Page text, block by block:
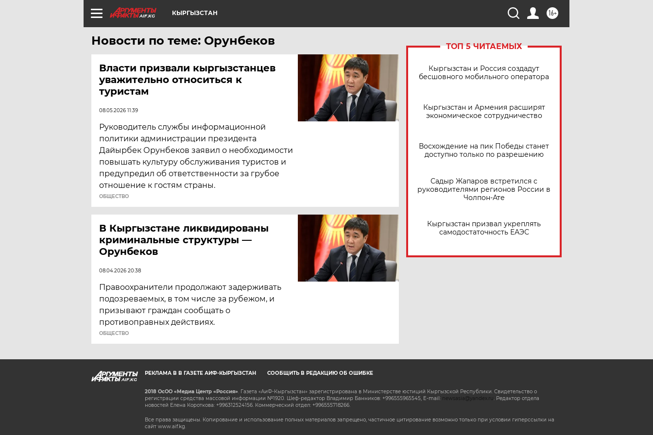
AIF.KG 16+
КЫРГЫЗСТАН
Новости по теме: Орунбеков
Власти призвали кыргызстанцев
уважительно относиться к
туристам
08.05.2026 11:39
Руководитель службы информационной
политики администрации президента
Дайырбек Орунбеков заявил о необходимости
повышать культуру обслуживания туристов и
предупредил об ответственности за грубое
отношение к гостям страны.
ОБЩЕСТВО
В Кыргызстане ликвидированы
криминальные структуры —
Орунбеков
08.04.2026 20:38
Правоохранители продолжают задерживать
подозреваемых, в том числе за рубежом, и
призывают граждан сообщать о
противоправных действиях.
ОБЩЕСТВО
ТОП 5 ЧИТАЕМЫХ
Кыргызстан и Россия создадут
бесшовного мобильного оператора
Кыргызстан и Армения расширят
экономическое сотрудничество
Восхождение на пик Победы станет
доступно только по разрешению
Садыр Жапаров встретился с
руководителями регионов России в
Чолпон-Ате
Кыргызстан призвал укреплять
самодостаточность ЕАЭС
AIF.KG
РЕКЛАМА В В ГАЗЕТЕ АИФ-КЫРГЫЗСТАН СООБЩИТЬ В РЕДАКЦИЮ ОБ ОШИБКЕ
2018 ОсОО «Медиа Центр «Россия». Газета «АиФ-Кыргызстан» зарегистрирована в Министерстве юстиций Кыргызской Республики. Свидетельство о
регистрации средства массовой информации №1920. Шеф-редактор Владимир Банников: +996555965545, E-mail: newsasia@yandex.ru. Редактор отдела
новостей Елена Короткова: +996312524156. Коммерческий отдел: +996555718266.
Все права защищены. Копирование и использование полных материалов запрещено, частичное цитирование возможно только при условии гиперссылки на
сайт www.aif.kg.